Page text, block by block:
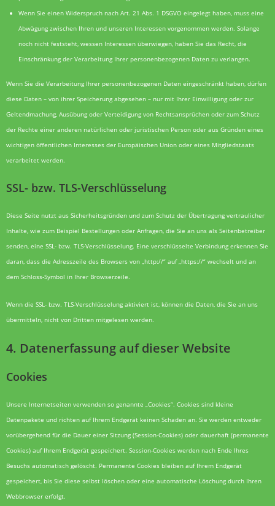
Wenn Sie einen Widerspruch nach Art. 21 Abs. 1 DSGVO eingelegt haben, muss eine
Abwägung zwischen Ihren und unseren Interessen vorgenommen werden. Solange
noch nicht feststeht, wessen Interessen überwiegen, haben Sie das Recht, die
Einschränkung der Verarbeitung Ihrer personenbezogenen Daten zu verlangen.
Wenn Sie die Verarbeitung Ihrer personenbezogenen Daten eingeschränkt haben, dürfen
diese Daten – von ihrer Speicherung abgesehen – nur mit Ihrer Einwilligung oder zur
Geltendmachung, Ausübung oder Verteidigung von Rechtsansprüchen oder zum Schutz
der Rechte einer anderen natürlichen oder juristischen Person oder aus Gründen eines
wichtigen öffentlichen Interesses der Europäischen Union oder eines Mitgliedstaats
verarbeitet werden.
SSL- bzw. TLS-Verschlüsselung
Diese Seite nutzt aus Sicherheitsgründen und zum Schutz der Übertragung vertraulicher
Inhalte, wie zum Beispiel Bestellungen oder Anfragen, die Sie an uns als Seitenbetreiber
senden, eine SSL- bzw. TLS-Verschlüsselung. Eine verschlüsselte Verbindung erkennen Sie
daran, dass die Adresszeile des Browsers von „http://“ auf „https://“ wechselt und an
dem Schloss-Symbol in Ihrer Browserzeile.
Wenn die SSL- bzw. TLS-Verschlüsselung aktiviert ist, können die Daten, die Sie an uns
übermitteln, nicht von Dritten mitgelesen werden.
4. Datenerfassung auf dieser Website
Cookies
Unsere Internetseiten verwenden so genannte „Cookies“. Cookies sind kleine
Datenpakete und richten auf Ihrem Endgerät keinen Schaden an. Sie werden entweder
vorübergehend für die Dauer einer Sitzung (Session-Cookies) oder dauerhaft (permanente
Cookies) auf Ihrem Endgerät gespeichert. Session-Cookies werden nach Ende Ihres
Besuchs automatisch gelöscht. Permanente Cookies bleiben auf Ihrem Endgerät
gespeichert, bis Sie diese selbst löschen oder eine automatische Löschung durch Ihren
Webbrowser erfolgt.